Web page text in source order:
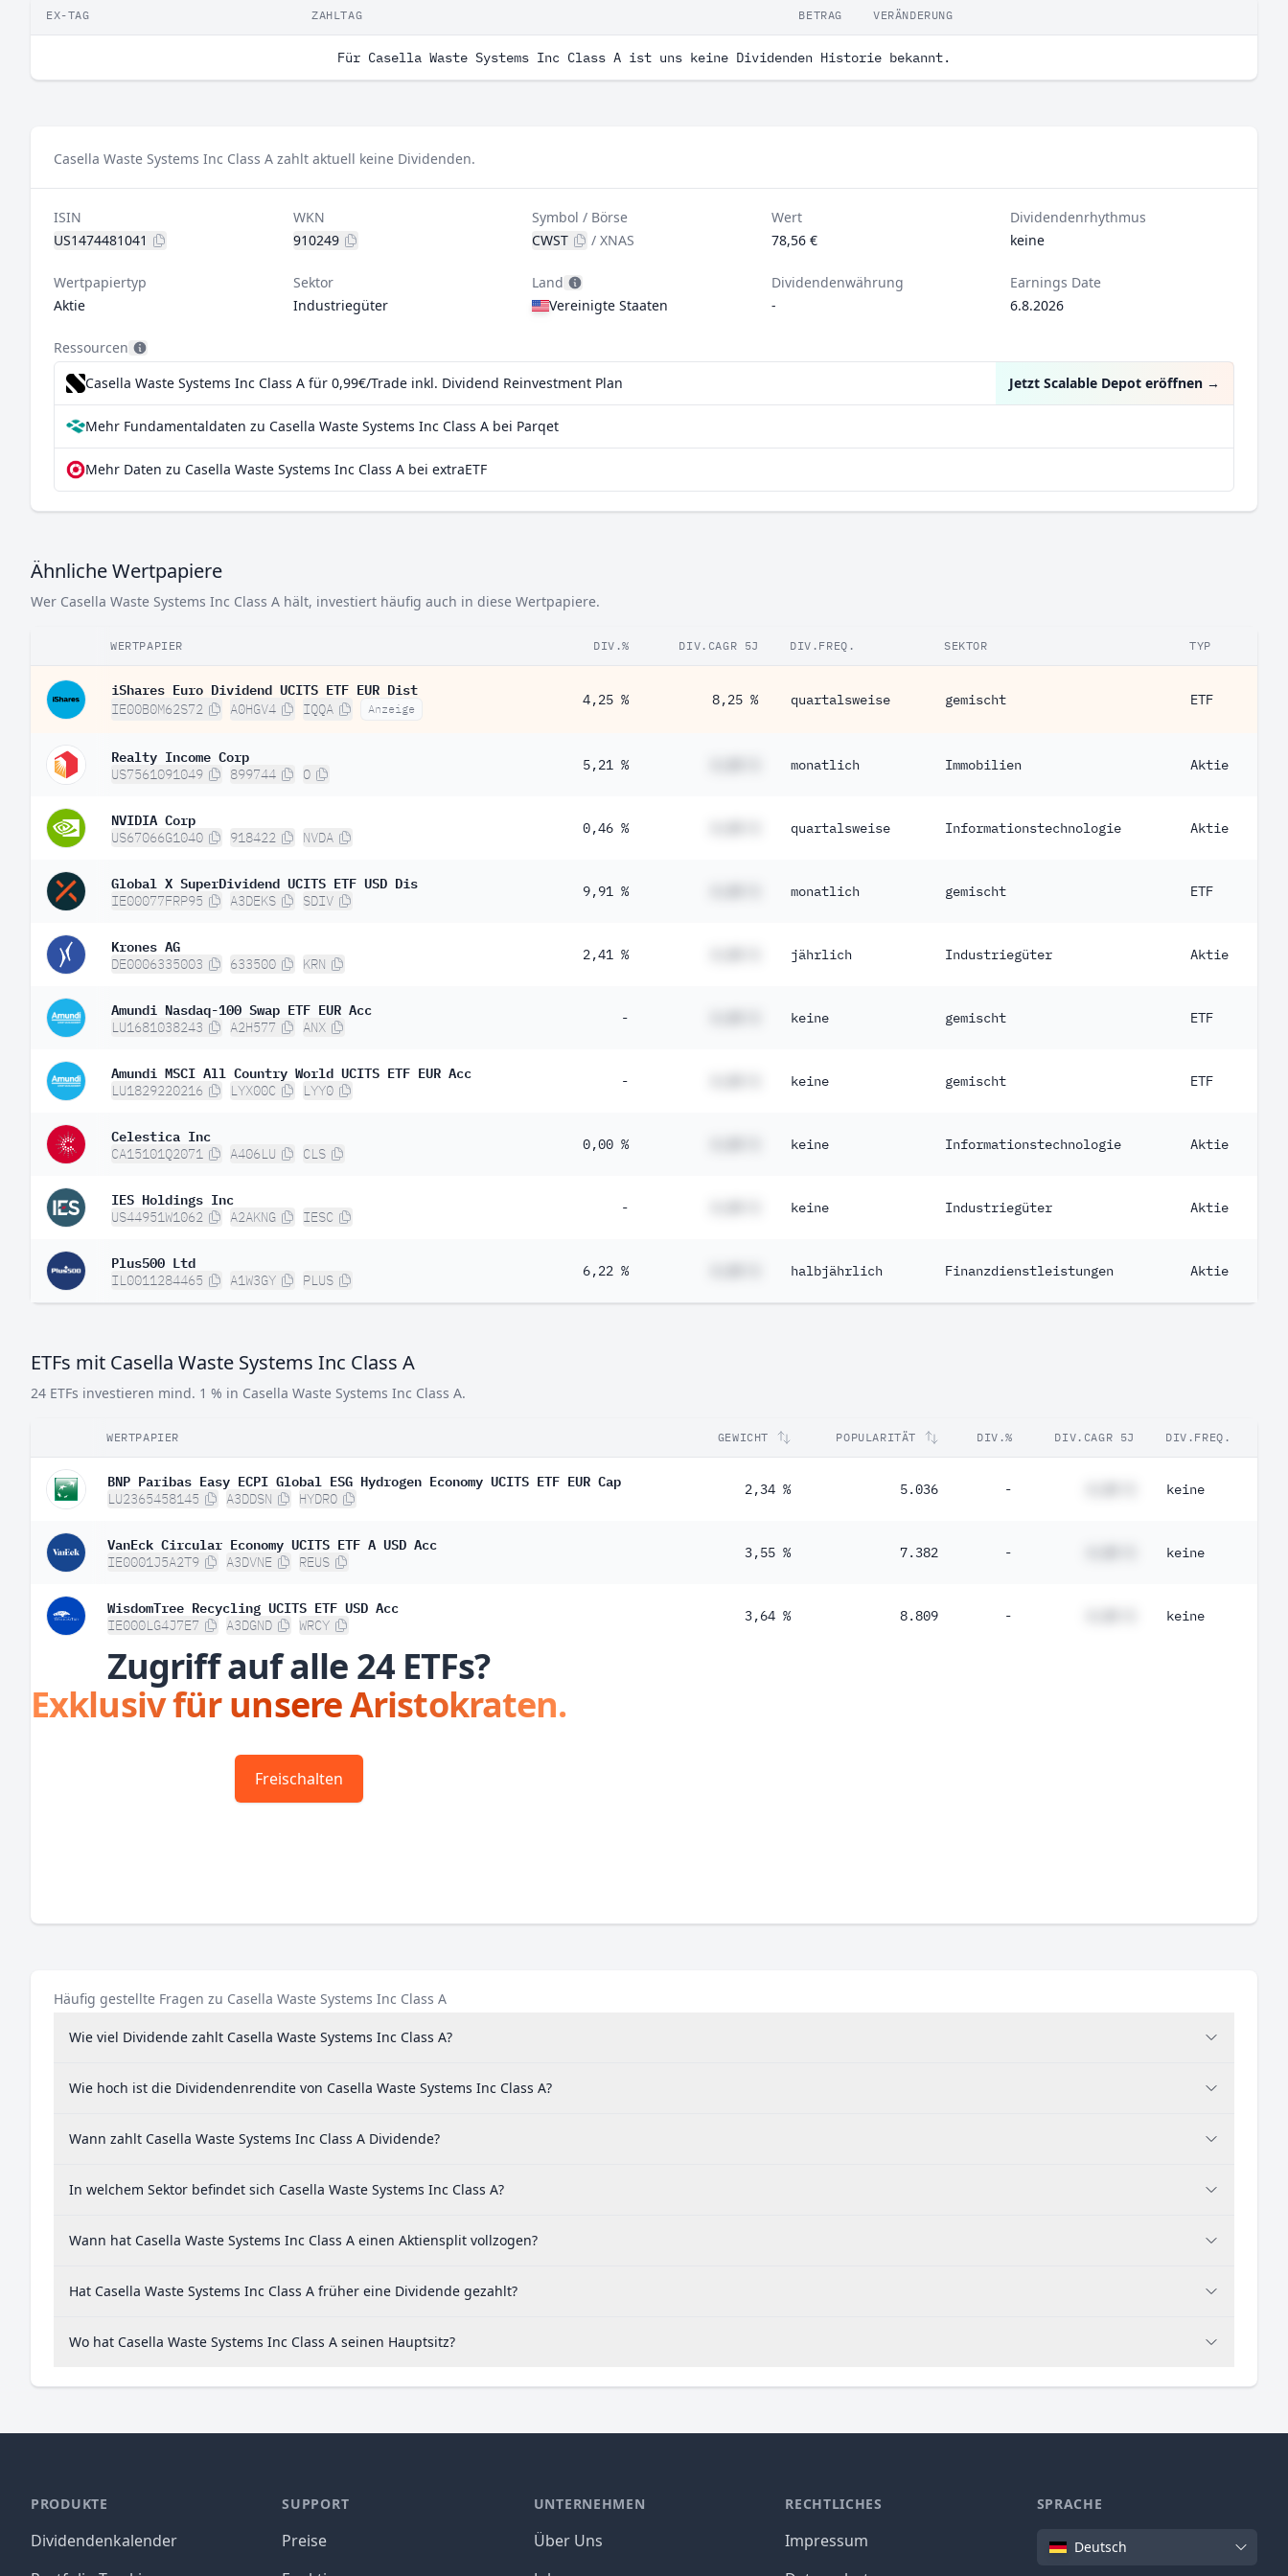
EX-TAG ZAHLTAG BETRAG VERÄNDERUNG
Für Casella Waste Systems Inc Class A ist uns keine Dividenden Historie bekannt.
Casella Waste Systems Inc Class A zahlt aktuell keine Dividenden.
ISIN
US1474481041
WKN
910249
Symbol / Börse
CWST
/XNAS
Wert
78,56 €
Dividendenrhythmus
keine
Wertpapiertyp
Aktie
Sektor
Industriegüter
Land
Vereinigte Staaten
Dividendenwährung
-
Earnings Date
6.8.2026
Ressourcen
Casella Waste Systems Inc Class A für 0,99€/Trade inkl. Dividend Reinvestment Plan
Jetzt Scalable Depot eröffnen →
Mehr Fundamentaldaten zu Casella Waste Systems Inc Class A bei Parqet
Mehr Daten zu Casella Waste Systems Inc Class A bei extraETF
Ähnliche Wertpapiere
Wer Casella Waste Systems Inc Class A hält, investiert häufig auch in diese Wertpapiere.
WERTPAPIER DIV.% DIV.CAGR 5J DIV.FREQ. SEKTOR TYP
iShares Euro Dividend UCITS ETF EUR Dist
IE00B0M62S72 A0HGV4 IQQA Anzeige
4,25 % 8,25 % quartalsweise gemischt ETF
Realty Income Corp
US7561091049 899744 O
5,21 % monatlich Immobilien Aktie
NVIDIA Corp
US67066G1040 918422 NVDA
0,46 % quartalsweise Informationstechnologie Aktie
Global X SuperDividend UCITS ETF USD Dis
IE00077FRP95 A3DEKS SDIV
9,91 % monatlich gemischt ETF
Krones AG
DE0006335003 633500 KRN
2,41 % jährlich Industriegüter Aktie
Amundi Nasdaq-100 Swap ETF EUR Acc
LU1681038243 A2H577 ANX
- keine gemischt ETF
Amundi MSCI All Country World UCITS ETF EUR Acc
LU1829220216 LYX00C LYY0
- keine gemischt ETF
Celestica Inc
CA15101Q2071 A406LU CLS
0,00 % keine Informationstechnologie Aktie
IES Holdings Inc
US44951W1062 A2AKNG IESC
- keine Industriegüter Aktie
Plus500 Ltd
IL0011284465 A1W3GY PLUS
6,22 % halbjährlich Finanzdienstleistungen Aktie
ETFs mit Casella Waste Systems Inc Class A
24 ETFs investieren mind. 1 % in Casella Waste Systems Inc Class A.
WERTPAPIER GEWICHT POPULARITÄT DIV.% DIV.CAGR 5J DIV.FREQ.
BNP Paribas Easy ECPI Global ESG Hydrogen Economy UCITS ETF EUR Cap
LU2365458145 A3DDSN HYDRO
2,34 % 5.036 - keine
VanEck Circular Economy UCITS ETF A USD Acc
IE0001J5A2T9 A3DVNE REUS
3,55 % 7.382 - keine
WisdomTree Recycling UCITS ETF USD Acc
IE000LG4J7E7 A3DGND WRCY
3,64 % 8.809 - keine
Zugriff auf alle 24 ETFs?
Exklusiv für unsere Aristokraten.
Freischalten
Häufig gestellte Fragen zu Casella Waste Systems Inc Class A
Wie viel Dividende zahlt Casella Waste Systems Inc Class A?
Wie hoch ist die Dividendenrendite von Casella Waste Systems Inc Class A?
Wann zahlt Casella Waste Systems Inc Class A Dividende?
In welchem Sektor befindet sich Casella Waste Systems Inc Class A?
Wann hat Casella Waste Systems Inc Class A einen Aktiensplit vollzogen?
Hat Casella Waste Systems Inc Class A früher eine Dividende gezahlt?
Wo hat Casella Waste Systems Inc Class A seinen Hauptsitz?
PRODUKTE
Dividendenkalender
SUPPORT
Preise
UNTERNEHMEN
Über Uns
RECHTLICHES
Impressum
SPRACHE
SpracheDeutsch